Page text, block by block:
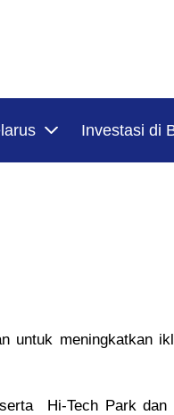
Investasi di
untuk meningkatkan
Hi-Tech Park dan